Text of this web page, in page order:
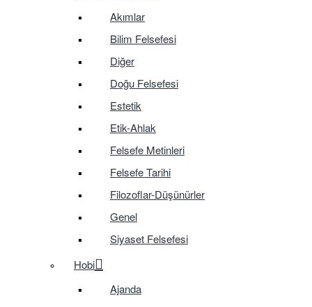
Akımlar
Bilim Felsefesi
Diğer
Doğu Felsefesi
Estetik
Etik-Ahlak
Felsefe Metinleri
Felsefe Tarihi
Filozoflar-Düşünürler
Genel
Siyaset Felsefesi
Hobi
Ajanda